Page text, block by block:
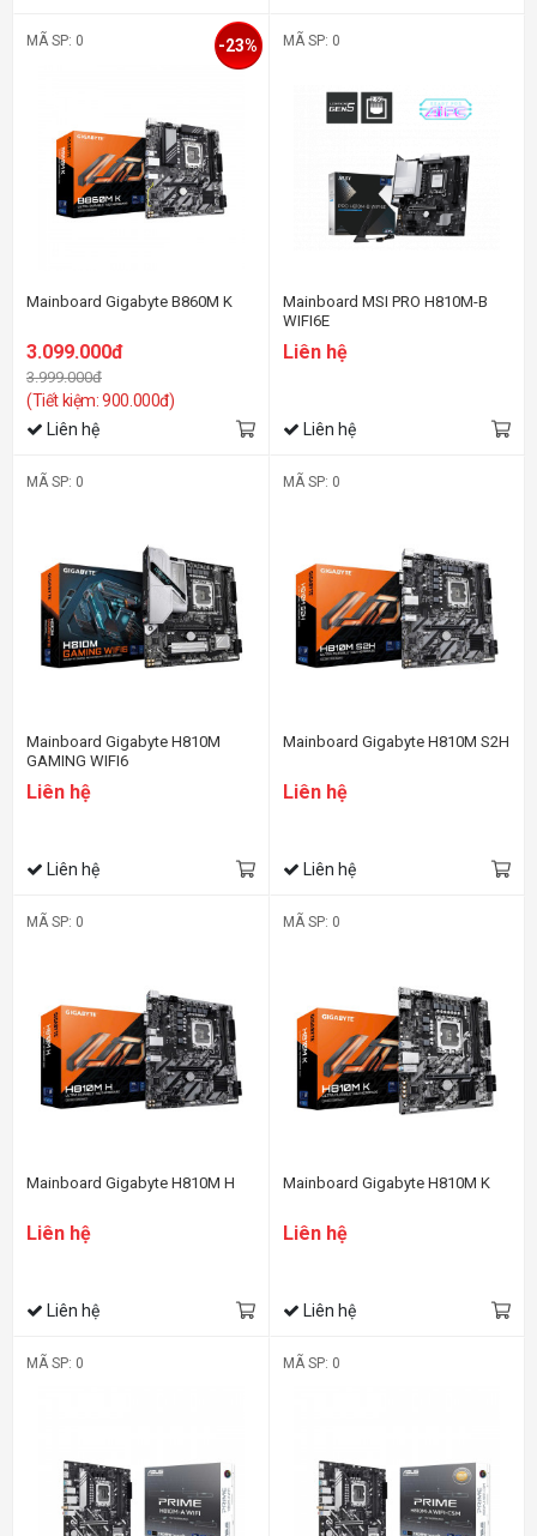
MÃ SP: 0
Mainboard Gigabyte B860M K
3.099.000đ
3.999.000đ
(Tiết kiệm: 900.000đ)
-23%
Liên hệ
MÃ SP: 0
Mainboard MSI PRO H810M-B
WIFI6E
Liên hệ
Liên hệ
MÃ SP: 0
Mainboard Gigabyte H810M
GAMING WIFI6
Liên hệ
Liên hệ
MÃ SP: 0
Mainboard Gigabyte H810M S2H
Liên hệ
Liên hệ
MÃ SP: 0
Mainboard Gigabyte H810M H
Liên hệ
Liên hệ
MÃ SP: 0
Mainboard Gigabyte H810M K
Liên hệ
Liên hệ
MÃ SP: 0 MÃ SP: 0